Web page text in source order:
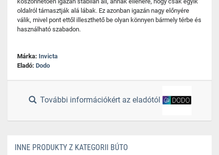
oldalról támasztják alá lábak. Ez azonban igazán nagy előnyére
válik, mivel pont ettől illeszthető be olyan könnyen bármely térbe és
használható szabadon.
Márka: Invicta
Eladó: Dodo
További információkért az eladótól
INNE PRODUKTY Z KATEGORII BÚTO